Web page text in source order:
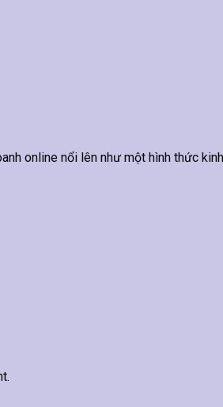
online nổi lên như một hình thức